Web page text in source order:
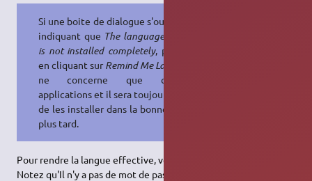
Si une boite de dialogue s'ouvre vous
indiquant que The language support
is not installed completely, passez-la
en cliquant surRemind Me Later
ne concerne que quelques
applications et il sera toujours temps
de les installer dans la bonne langue
plus tard.
Pour rendre la langue effective, vous devrez vous reconnecter.
Notez qu'Il n'y a pas de mot de passe à saisir dans l'